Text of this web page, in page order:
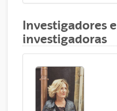
Investigadores e
investigadoras